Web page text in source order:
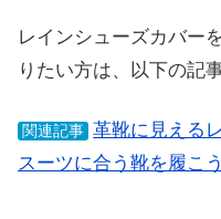
レインシューズカバー
りたい方は、以下の記
関連記事 革靴に見える
スーツに合う靴を履こう